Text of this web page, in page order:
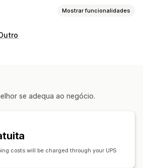
Mostrar funcionalidades
a marca
se adequa ao negócio.
costs will be charged through your UPS